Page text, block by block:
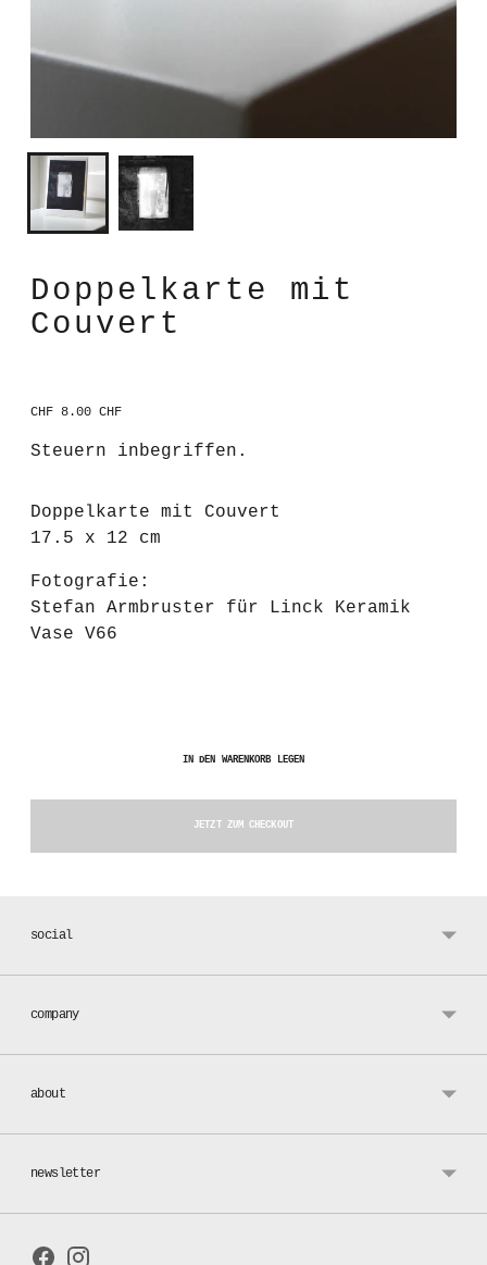
Doppelkarte mit
Couvert
CHF 8.00 CHF
Regulärer
Preis
Steuern inbegriffen.
Doppelkarte mit Couvert
17.5 x 12 cm
Fotografie:
Stefan Armbruster für Linck Keramik
Vase V66
IN DEN WARENKORB LEGEN
JETZT ZUM CHECKOUT
in
legen
social
company
about
newsletter